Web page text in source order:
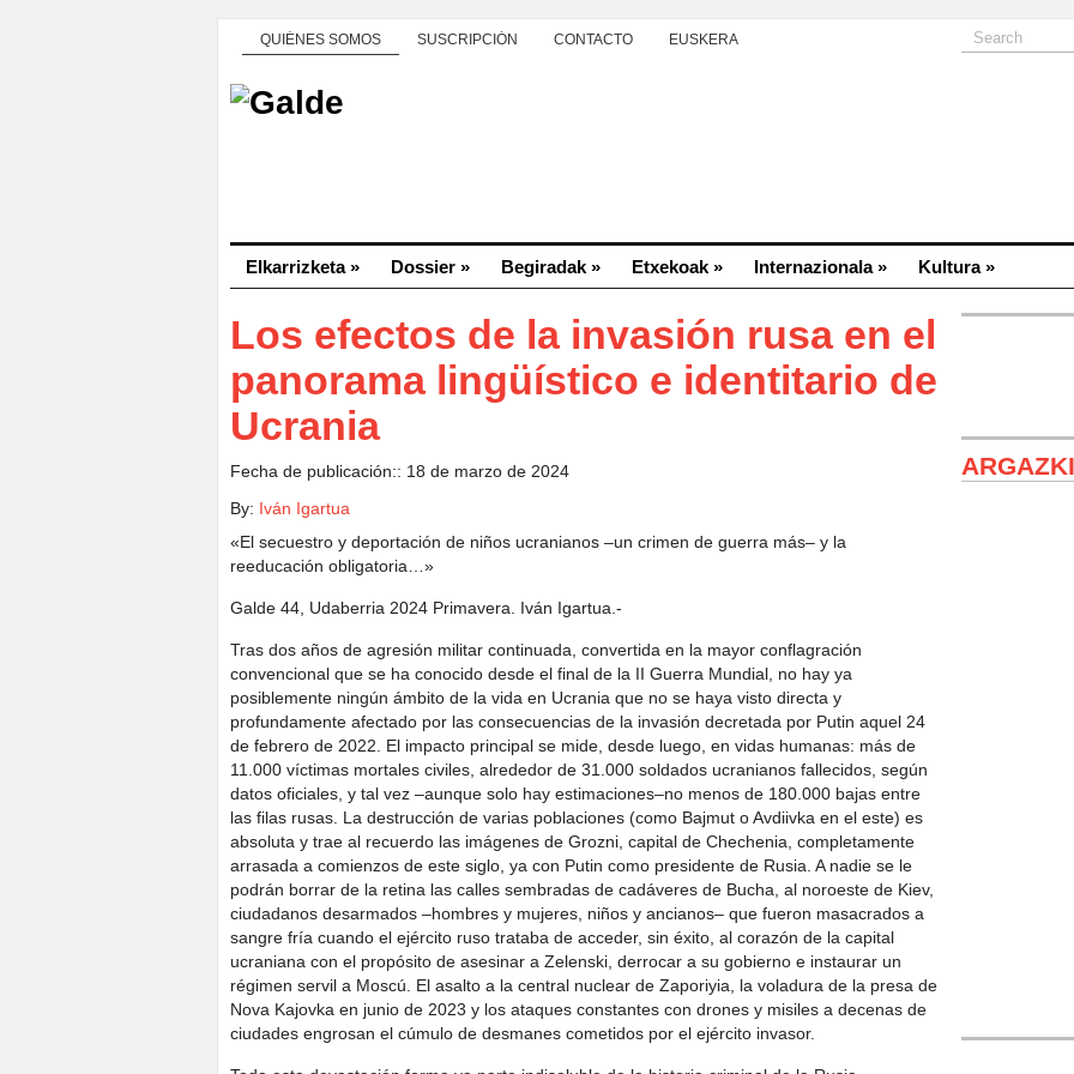
QUIÉNES SOMOS SUSCRIPCIÓN CONTACTO EUSKERA
Elkarrizketa» Dossier » Begiradak » Etxekoak » Internazionala» Kultura»
Los efectos de la invasión rusa en el
panorama lingüístico e identitario de
Ucrania
Fecha de publicación:: 18 de marzo de 2024
By: Iván Igartua
«El secuestro y deportación de niños ucranianos –un crimen de guerra más– y la
reeducación obligatoria…»
Galde 44, Udaberria 2024 Primavera. Iván Igartua.-
Tras dos años de agresión militar continuada, convertida en la mayor conflagración
convencional que se ha conocido desde el final de la II Guerra Mundial, no hay ya
posiblemente ningún ámbito de la vida en Ucrania que no se haya visto directa y
profundamente afectado por las consecuencias de la invasión decretada por Putin aquel 24
de febrero de 2022. El impacto principal se mide, desde luego, en vidas humanas: más de
11.000 víctimas mortales civiles, alrededor de 31.000 soldados ucranianos fallecidos, según
datos oficiales, y tal vez –aunque solo hay estimaciones–no menos de 180.000 bajas entre
las filas rusas. La destrucción de varias poblaciones (como Bajmut o Avdiivka en el este) es
absoluta y trae al recuerdo las imágenes de Grozni, capital de Chechenia, completamente
arrasada a comienzos de este siglo, ya con Putin como presidente de Rusia. A nadie se le
podrán borrar de la retina las calles sembradas de cadáveres de Bucha, al noroeste de Kiev,
ciudadanos desarmados –hombres y mujeres, niños y ancianos– que fueron masacrados a
sangre fría cuando el ejército ruso trataba de acceder, sin éxito, al corazón de la capital
ucraniana con el propósito de asesinar a Zelenski, derrocar a su gobierno e instaurar un
régimen servil a Moscú. El asalto a la central nuclear de Zaporiyia, la voladura de la presa de
Nova Kajovka en junio de 2023 y los ataques constantes con drones y misiles a decenas de
ciudades engrosan el cúmulo de desmanes cometidos por el ejército invasor.